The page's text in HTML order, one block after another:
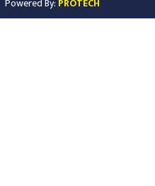
Powered By: PROTECH